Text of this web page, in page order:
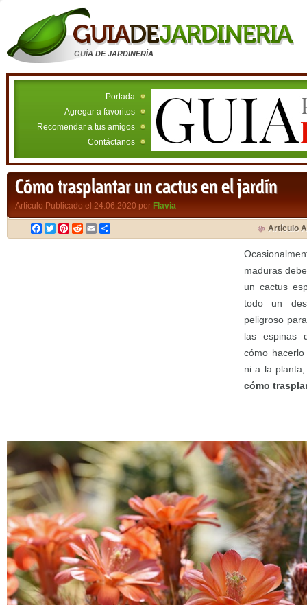
GUÍA DE JARDINERÍA
Portada
Agregar a favoritos
Recomendar a tus amigos
Contáctanos
Cómo trasplantar un cactus en el jardín
Artículo Publicado el 24.06.2020 por Flavia
Facebook
TwitterPinterest
RedditEmail Artículo
maduras
un cactus
todo un
peligroso
las espinas
cómo
ni a la
cómo